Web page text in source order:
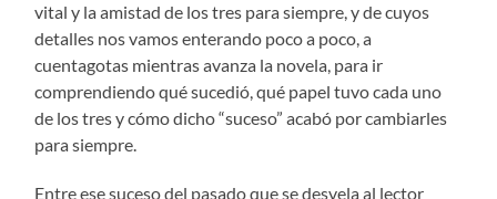
vital y la amistad de los tres para siempre, y de cuyos
detalles nos vamos enterando poco a poco, a
cuentagotas mientras avanza la novela, para ir
comprendiendo qué sucedió, qué papel tuvo cada uno
de los tres y cómo dicho “suceso” acabó por cambiarles
para siempre.
Entre ese suceso del pasado que se desvela al lector